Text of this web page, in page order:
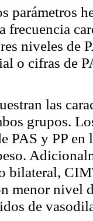
parámetros
frecuencia
niveles de
o cifras de
las
grupos.
PAS y PP en
.
bilateral,
menor nivel
de